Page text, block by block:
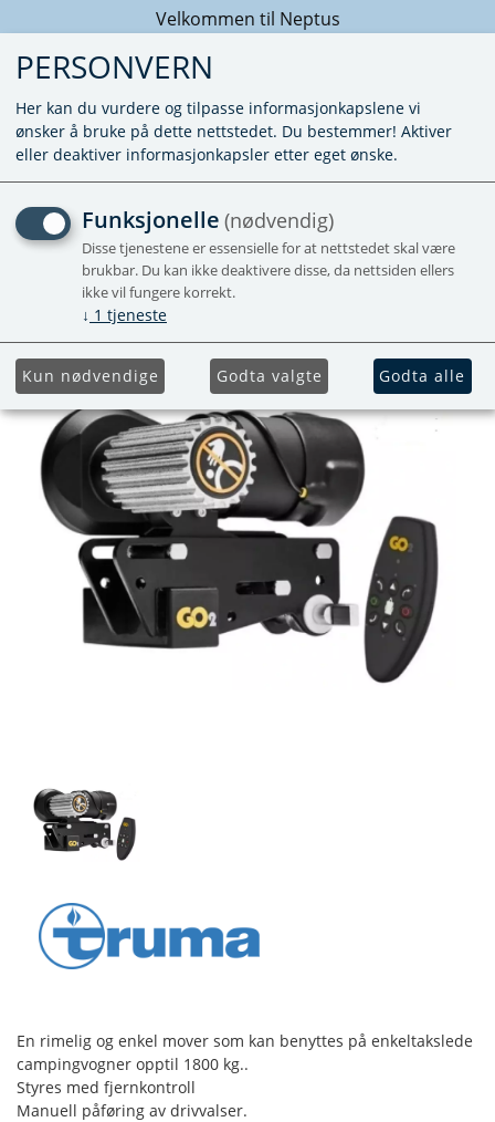
Velkommen til Neptus
MOVER GO2 RH3-1
En rimelig og enkel mover som kan benyttes på enkeltakslede
campingvogner opptil 1800 kg..
Styres med fjernkontroll
Manuell påføring av drivvalser.
PERSONVERN
Her kan du vurdere og tilpasse informasjonkapslene vi
ønsker å bruke på dette nettstedet. Du bestemmer! Aktiver
eller deaktiver informasjonkapsler etter eget ønske.
Funksjonelle (nødvendig)
Disse tjenestene er essensielle for at nettstedet skal være
brukbar. Du kan ikke deaktivere disse, da nettsiden ellers
ikke vil fungere korrekt.
↓ 1 tjeneste
Kun nødvendige Godta valgte Godta alle